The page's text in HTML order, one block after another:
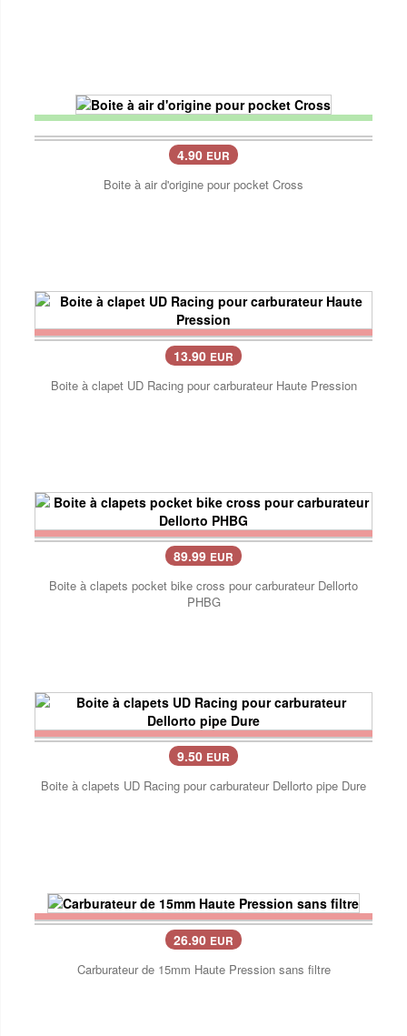
4.90 EUR
Boite à air d'origine pour pocket Cross
13.90 EUR
Boite à clapet UD Racing pour carburateur Haute Pression
89.99 EUR
Boite à clapets pocket bike cross pour carburateur Dellorto
PHBG
9.50 EUR
Boite à clapets UD Racing pour carburateur Dellorto pipe Dure
26.90 EUR
Carburateur de 15mm Haute Pression sans filtre